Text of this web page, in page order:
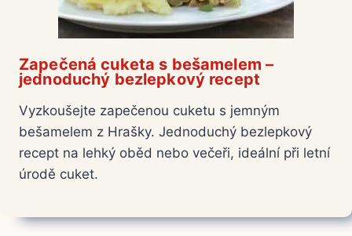
Zapečená cuketa s bešamelem –
jednoduchý bezlepkový recept
Vyzkoušejte zapečenou cuketu s jemným
bešamelem z Hrašky. Jednoduchý bezlepkový
recept na lehký oběd nebo večeři, ideální při letní
úrodě cuket.